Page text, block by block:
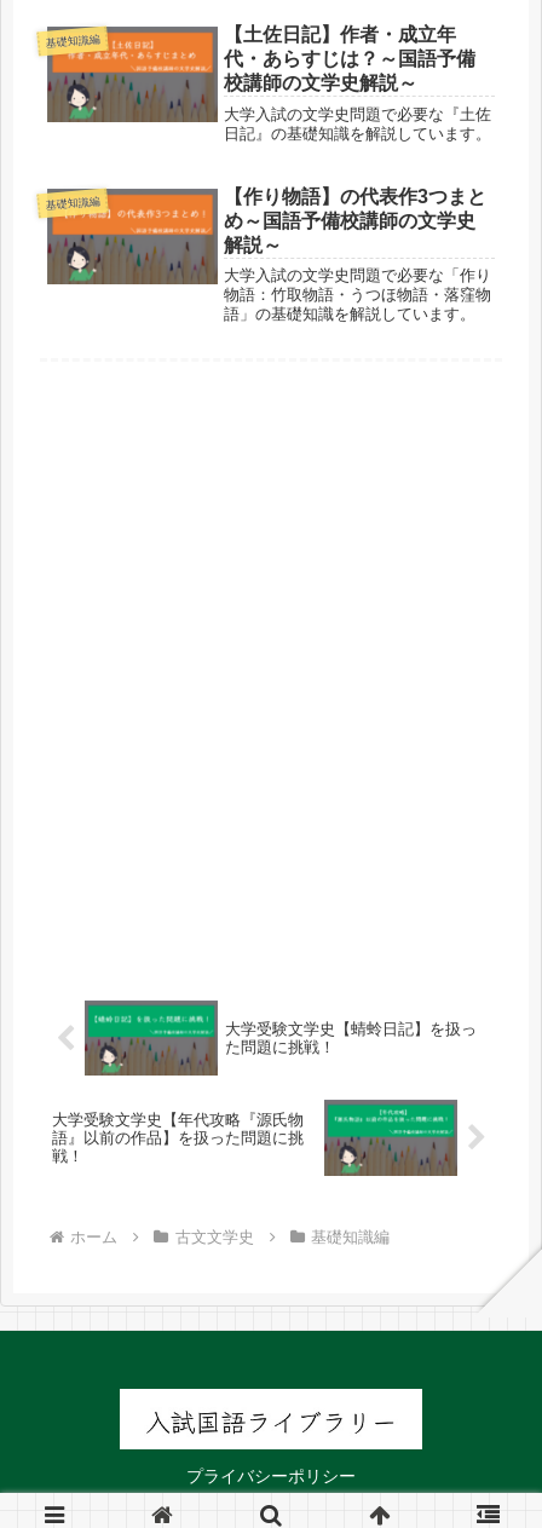
基礎知識編
【土佐日記】作者・成立年
代・あらすじは？～国語予備
校講師の文学史解説～
大学入試の文学史問題で必要な『土佐
日記』の基礎知識を解説しています。
基礎知識編
【作り物語】の代表作3つまと
め～国語予備校講師の文学史
解説～
大学入試の文学史問題で必要な「作り
物語：竹取物語・うつほ物語・落窪物
語」の基礎知識を解説しています。
大学受験文学史【蜻蛉日記】を扱っ
た問題に挑戦！
大学受験文学史【年代攻略『源氏物
語』以前の作品】を扱った問題に挑
戦！
ホーム 古文文学史 基礎知識編
プライバシーポリシー
© 2025 入試国語ライブラリー.